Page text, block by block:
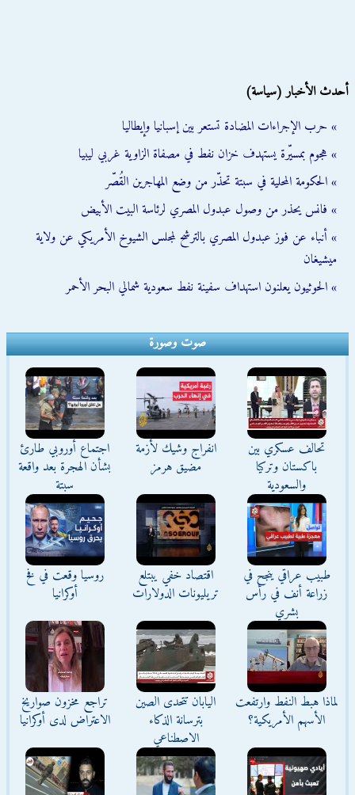
أحدث الأخبار (سياسة)
» حرب الإجراءات المضادة تستعر بين إسبانيا وإيطاليا
» هجوم بمسيّرة يستهدف خزان نفط في مصفاة الزاوية غربي ليبيا
» الحكومة المحلية في سبتة تحذّر من وضع المهاجرين القُصّر
» فانس يحذر من وصول عبدول المصري لرئاسة البيت الأبيض
» أنباء عن فوز عبدول المصري بالترشح لمجلس الشيوخ الأمريكي عن ولاية
ميشيغان
» الحوثيون يعلنون استهداف سفينة نفط سعودية شمالي البحر الأحمر
صوت وصورة
تحالف عسكري بين
باكستان وتركيا
والسعودية
انفراج وشيك لأزمة
مضيق هرمز
اجتماع أوروبي طارئ
بشأن الهجرة بعد واقعة
سبتة
طبيب عراقي ينجح في
زراعة أنف في رأس
بشري
اقتصاد خفي يبتلع
تريليونات الدولارات
روسيا وقعت في فخ
أوكرانيا
لماذا هبط النفط وارتفعت
الأسهم الأمريكية؟
اليابان تتحدى الصين
بترسانة الذكاء
الاصطناعي
تراجع مخزون صواريخ
الاعتراض لدى أوكرانيا